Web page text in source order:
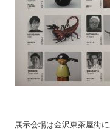
展示会場は金沢東茶屋街